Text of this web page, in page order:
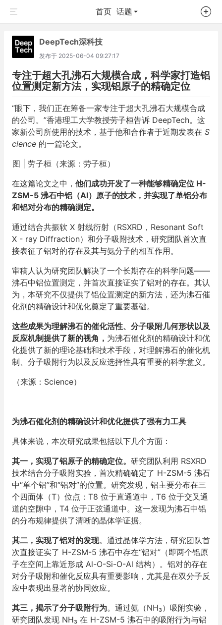
首页 话题
DeepTech深科技
发布于 2025-06-04 09:27:17
专注于超大孔沸石大规模合成，科学家打造铝
位置测定新方法，实现铝原子的精确定位
“眼下，我们正在筹备一家专注于超大孔沸石大规模合成
的公司。”香港理工大学教授劳子桓告诉 DeepTech。这
家新公司所使用的技术，基于他和合作者于近期发表在 S
cience 的一篇论文。
图 | 劳子桓（来源：劳子桓）
在这篇论文之中， 他们成功开发了一种能够精确定位 H-
ZSM-5 沸石中铝（Al）原子的技术，并实现了单铝分布
和铝对分布的精确测定。
通过结合共振软 X 射线衍射（RSXRD，Resonant Soft
X - ray Diffraction）和分子吸附技术，研究团队首次直
接表征了铝对的存在及其与氨分子的相互作用。
审稿人认为研究团队解决了一个长期存在的科学问题——
沸石中铝位置测定，并首次直接证实了铝对的存在。其认
为，本研究不仅提供了铝位置测定的新方法，还为沸石催
化剂的精确设计和优化奠定了重要基础。
这些成果为理解沸石的催化活性、分子吸附几何形状以及
反应机制提供了新的视角， 为沸石催化剂的精确设计和优
化提供了新的理论基础和技术手段，对理解沸石的催化机
制、分子吸附行为以及反应选择性具有重要的科学意义。
（来源：Science）
为沸石催化剂的精确设计和优化提供了强有力工具
具体来说，本次研究成果包括以下几个方面：
其一，实现了铝原子的精确定位。 研究团队利用 RSXRD
技术结合分子吸附实验，首次精确确定了 H-ZSM-5 沸石
中“单个铝”和“铝对”的位置。研究发现，铝主要分布在三
个四面体（T）位点：T8 位于直通道中，T6 位于交叉通
道的空隙中，T4 位于正弦通道中。这一发现为沸石中铝
的分布规律提供了清晰的晶体学证据。
其二，实现了铝对的发现。通过晶体学方法，研究团队首
次直接证实了 H-ZSM-5 沸石中存在“铝对”（即两个铝原
子在空间上靠近形成 Al-O-Si-O-Al 结构）。铝对的存在
对分子吸附和催化反应具有重要影响，尤其是在双分子反
应中表现出显著的协同效应。
其三，揭示了分子吸附行为。通过氨（NH₃）吸附实验，
研究团队发现 NH₃ 在 H-ZSM-5 沸石中的吸附行为与铝